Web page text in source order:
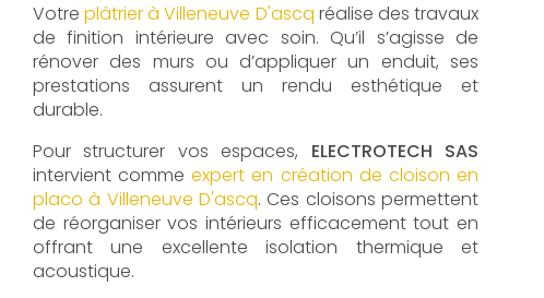
Votreplâtrier à Villeneuve D'ascq réalise des travaux
de finition intérieure avec soin. Qu’il s’agisse de
rénover des murs ou d’appliquer un enduit, ses
prestations assurent un rendu esthétique et
durable.
Pour structurer vos espaces, ELECTROTECH SAS
intervient commeexpert en création de cloison en
placo à Villeneuve D'ascq. Ces cloisons permettent
de réorganiser vos intérieurs efficacement tout en
offrant une excellente isolation thermique et
acoustique.